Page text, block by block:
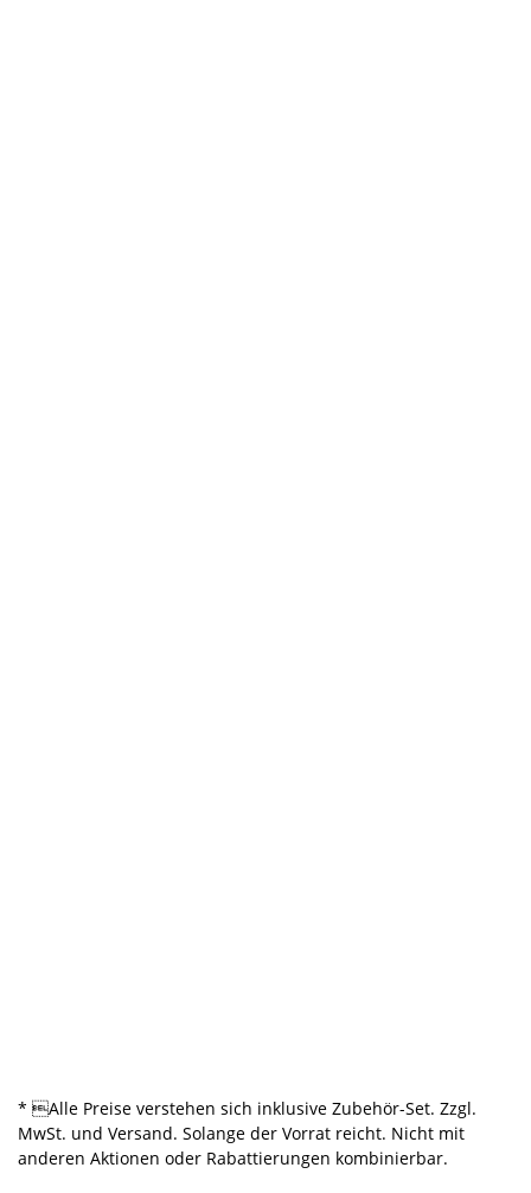
* Alle Preise verstehen sich inklusive Zubehör-Set. Zzgl.
MwSt. und Versand. Solange der Vorrat reicht. Nicht mit
anderen Aktionen oder Rabattierungen kombinierbar.